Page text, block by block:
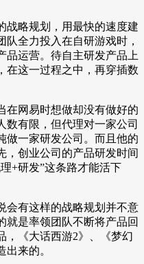
战略规划，用最快的速度建
全力投入在自研游戏时，
品运营。待自主研发产品上
在这一过程之中，再穿插数
在网易时想做却没有做好的
数有限，但代理对一家公司
做一家研发公司。而且他的
，创业公司的产品研发时间
+研发”这条路才能活下
会有这样的战略规划并不意
就是率领团队不断将产品回
，《大话西游2》、《梦幻
来的。